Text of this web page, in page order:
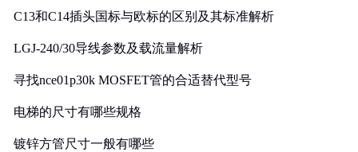
C13和C14插头国标与欧标的区别及其标准解析
LGJ-240/30导线参数及载流量解析
寻找nce01p30k MOSFET管的合适替代型号
电梯的尺寸有哪些规格
镀锌方管尺寸一般有哪些